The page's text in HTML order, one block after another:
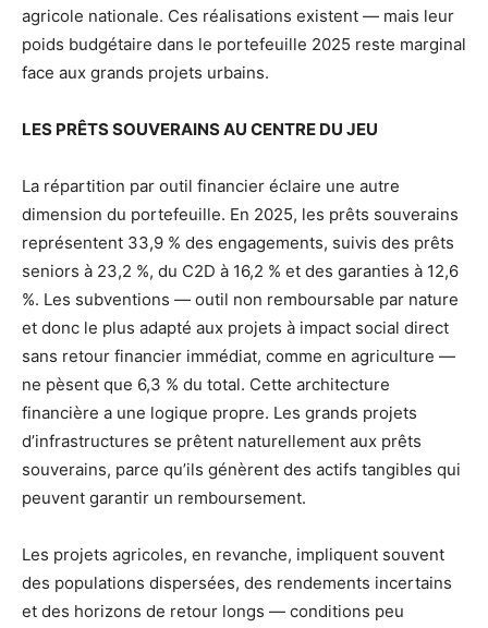
agricole nationale. Ces réalisations existent — mais leur
poids budgétaire dans le portefeuille 2025 reste marginal
face aux grands projets urbains.
LES PRÊTS SOUVERAINS AU CENTRE DU JEU
La répartition par outil financier éclaire une autre
dimension du portefeuille. En 2025, les prêts souverains
représentent 33,9 % des engagements, suivis des prêts
seniors à 23,2 %, du C2D à 16,2 % et des garanties à 12,6
%. Les subventions — outil non remboursable par nature
et donc le plus adapté aux projets à impact social direct
sans retour financier immédiat, comme en agriculture —
ne pèsent que 6,3 % du total. Cette architecture
financière a une logique propre. Les grands projets
d’infrastructures se prêtent naturellement aux prêts
souverains, parce qu’ils génèrent des actifs tangibles qui
peuvent garantir un remboursement.
Les projets agricoles, en revanche, impliquent souvent
des populations dispersées, des rendements incertains
et des horizons de retour longs — conditions peu